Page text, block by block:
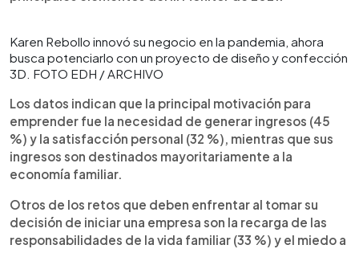
Karen Rebollo innovó su negocio en la pandemia, ahora
busca potenciarlo con un proyecto de diseño y confección
3D. FOTO EDH / ARCHIVO
Los datos indican que la principal motivación para
emprender fue la necesidad de generar ingresos (45
%) y la satisfacción personal (32 %), mientras que sus
ingresos son destinados mayoritariamente a la
economía familiar.
Otros de los retos que deben enfrentar al tomar su
decisión de iniciar una empresa son la recarga de las
responsabilidades de la vida familiar (33 %) y el miedo a